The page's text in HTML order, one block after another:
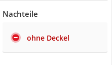
Nachteile
ohne Deckel